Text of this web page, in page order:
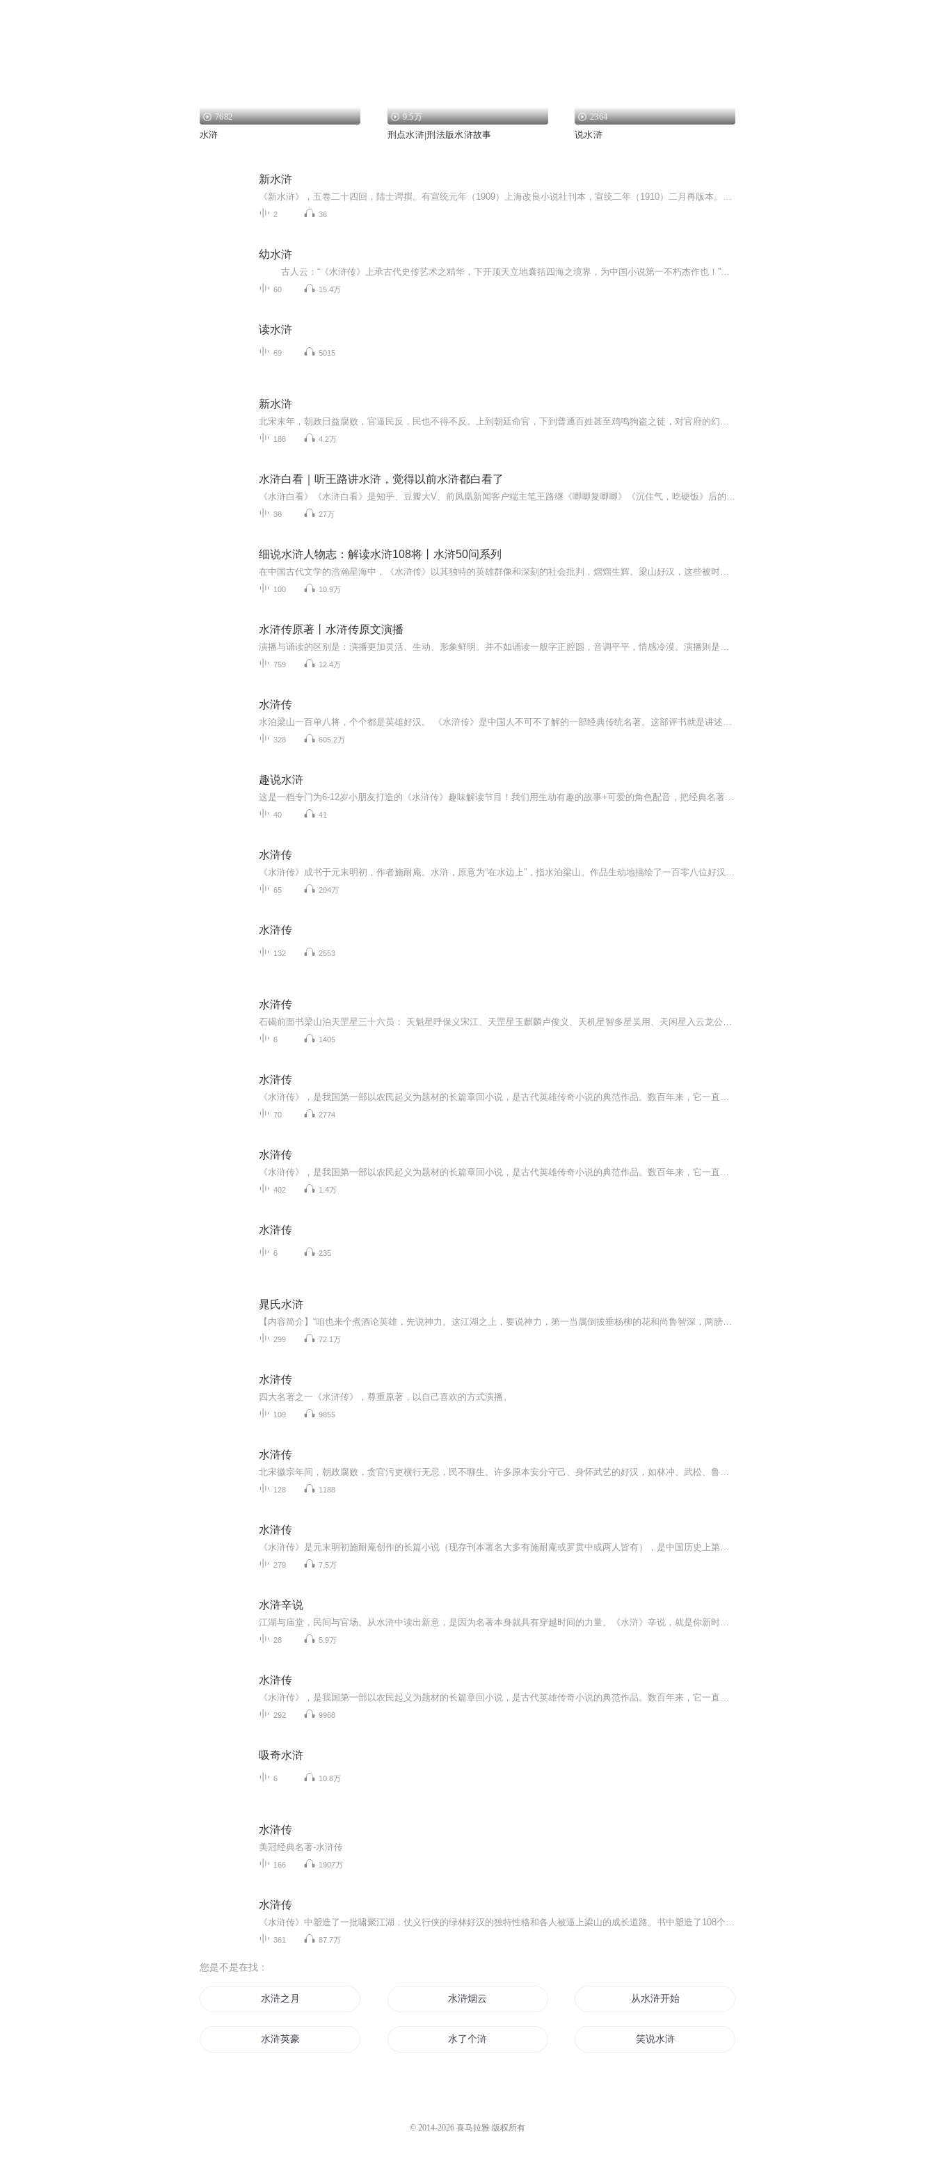
7682
水浒
9.5万
刑点水浒|刑法版水浒故事
2364
说水浒
新水浒
《新水浒》，五卷二十四回，陆士谔撰。有宣统元年（1909）上海改良小说社刊本，宣统二年（1910）二月再版本。小说接续贯华堂本《水浒》“梁山泊英雄惊恶梦”，写梁山泊居安思危，决意改革变法的故事。作者显然是借虚构梁山泊实行“新法”，来抒写自己对清...
2 36
幼水浒
古人云：“《水浒传》上承古代史传艺术之精华，下开顶天立地囊括四海之境界，为中国小说第一不朽杰作也！”虽说文无第一，武无第二，但四大名著反复被排名榜首，不正说明她的魅力所在吗？“《水浒传》所述一百零八人，各有其相貌、各有其性情、各有其品质，天下文章，无有出《水浒传》之右也！” 元宝爸爸在《幼三国》之后，用三年时间精心编撰，保留《水浒传》章有章法、句有句法、字有字法的特点，兼顾白话文与现代文的规范，与画师博观默契配合，创造出适合少年儿童阅读的水墨丹青...
60 15.4万
读水浒
69 5015
新水浒
北宋末年，朝政日益腐败，官逼民反，民也不得不反。上到朝廷命官，下到普通百姓甚至鸡鸣狗盗之徒，对官府的幻想一点点破灭，生存日益艰辛，最终被逼上梁山。 当农民起义的壮举使好汉们士气日益高涨的时候，宋江做了一个决定接受招安改变了一切……英雄就这...
188 4.2万
水浒白看｜听王路讲水浒，觉得以前水浒都白看了
《水浒白看》《水浒白看》是知乎、豆瓣大V、前凤凰新闻客户端主笔王路继《唧唧复唧唧》《沉住气，吃硬饭》后的新力作。王路讲水浒，别人听了主要的感受是，觉得从前看《水浒》都白看了。在耳熟能详的故事中，剖出惊心动魄的一面，从细致入微的地方去考察，注重探寻人物的心理动机、逻辑常识，而绝不悖离文本。本书不仅是写水浒，更是写人情，不仅是写人情，更是向读者分享读书与观察世界的视角与方法。《水浒》解读是一个老生常谈的话题，要谈出新意很难，但可以说本书做到了。本书中指出金圣叹改动《水浒》之处，将两版文字对照得出，抽丝剥茧地理出原着真相，考据与解读可以让人信服。所有揣度必以文本为依据，不漫天发挥，仅以文本为依据，可谓严谨。能给读者还原名着背后的真相，引发大众重读名着和经典的兴趣。
38 27万
细说水浒人物志：解读水浒108将丨水浒50问系列
在中国古代文学的浩瀚星海中，《水浒传》以其独特的英雄群像和深刻的社会批判，熠熠生辉。梁山好汉，这些被时代洪流裹挟的英雄，他们的故事，是对忠诚、义气、反抗与悲剧的深刻诠释。宋江：这位“及时雨”，以其深谋远虑和仁义之心，成为梁山的领袖。他的...
100 10.9万
水浒传原著丨水浒传原文演播
演播与诵读的区别是：演播更加灵活、生动、形象鲜明。并不如诵读一般字正腔圆，音调平平，情感冷漠。演播则是更加带入和贴合原著的情感，塑造鲜明的人物形象，从而拉近名著与广大读者直接的距离。晨蒙先生倾情演播古典文学名著《水浒传》，希望能够带给您...
759 12.4万
水浒传
水泊梁山一百单八将，个个都是英雄好汉。 《水浒传》是中国人不可不了解的一部经典传统名著。这部评书就是讲述关于这些水浒英雄的故事与绯闻。 天罡尽已归天界，地煞还应入地中。 千古为神皆庙食，万年青史播英雄。
328 605.2万
趣说水浒
这是一档专门为6-12岁小朋友打造的《水浒传》趣味解读节目！我们用生动有趣的故事+可爱的角色配音，把经典名著变成孩子们爱听的"英雄冒险故事集"。在这里：� 武松会教你"遇到大老虎怎么办"的安全知识� 鲁智深是个爱护小动物的大力士� 孙二娘的包子铺...
40 41
水浒传
《水浒传》成书于元末明初，作者施耐庵。水浒，原意为“在水边上”，指水泊梁山。作品生动地描绘了一百零八位好汉被逼上梁山、替天行道的英雄事迹，深刻地揭示了官逼民反的主题，弘扬了人间正气，是一曲忠义的颂歌！该书人物形象鲜明，极富个性魅力。金圣叹评价说：“叙一百八人，人有其性情，人有其气质，人有其形状，人有其声口。”其中，花和尚鲁智深、豹子头林冲、青面兽杨志、行者武松、黑旋风李逵等艺术形象呼之欲出、光彩照人，不但早已深入人心，成为深受广大读者喜爱的人物，同时也成为...
65 204万
水浒传
132 2553
水浒传
石碣前面书梁山泊天罡星三十六员： 天魁星呼保义宋江、天罡星玉麒麟卢俊义、天机星智多星吴用、天闲星入云龙公孙胜、天勇星大刀关胜、天雄星豹子头林冲、天猛星霹雳火秦明、天威双鞭呼延灼、天英星小李广花荣、天贵星小旋风柴进、天富星扑天雕李应、天满星...
6 1405
水浒传
《水浒传》，是我国第一部以农民起义为题材的长篇章回小说，是古代英雄传奇小说的典范作品。数百年来，它一直深受我国人民、乃至世界人民的喜爱。
70 2774
水浒传
《水浒传》，是我国第一部以农民起义为题材的长篇章回小说，是古代英雄传奇小说的典范作品。数百年来，它一直深受我国人民、乃至世界人民的喜爱。
402 1.4万
水浒传
6 235
晁氏水浒
【内容简介】“咱也来个煮酒论英雄，先说神力。这江湖之上，要说神力，第一当属倒拔垂杨柳的花和尚鲁智深，两膀若无千斤之力，怎能动的树木。”“这便是你孤陋寡闻了，岂不闻小霸王力扛东京数千斤闸门，四路反王这才安然逃出东京，怎是凡人可比。”【作者/...
299 72.1万
水浒传
四大名著之一《水浒传》，尊重原著，以自己喜欢的方式演播。
109 9855
水浒传
北宋徽宗年间，朝政腐败，贪官污吏横行无忌，民不聊生。许多原本安分守己、身怀武艺的好汉，如林冲、武松、鲁智深等，或因权贵迫害，或因打抱不平而惹祸上身，最终走投无路，被逼上梁山泊落草为寇。随着各路英雄汇聚，梁山势力日益壮大，最终聚齐了以宋江...
128 1188
水浒传
《水浒传》是元末明初施耐庵创作的长篇小说（现存刊本署名大多有施耐庵或罗贯中或两人皆有），是中国历史上第一部用白话文写成的章回体长篇小说 。全书通过描写以宋江为首的一百零八位梁山好汉消灭乱臣贼子、水泊梁山壮大和接受宋朝招安，以及受招安后为...
279 7.5万
水浒辛说
江湖与庙堂，民间与官场。从水浒中读出新意，是因为名著本身就具有穿越时间的力量。《水浒》辛说，就是你新时代的互联网嘴替。
28 5.9万
水浒传
《水浒传》，是我国第一部以农民起义为题材的长篇章回小说，是古代英雄传奇小说的典范作品。数百年来，它一直深受我国人民、乃至世界人民的喜爱。
292 9968
吸奇水浒
6 10.8万
水浒传
美冠经典名著-水浒传
166 1907万
水浒传
《水浒传》中塑造了一批啸聚江湖，仗义行侠的绿林好汉的独特性格和各人被逼上梁山的成长道路。书中塑造了108个英雄好汉，每人有每人的语言，通过这些语言，人物的迥异性格被刻画得惟妙惟肖，栩栩如生。这部评书是根据施耐庵的原著《水浒》讲述。故事包括林...
361 87.7万
您是不是在找：
水浒之月 水浒烟云 从水浒开始修仙
水浒英豪 水了个浒 笑说水浒
© 2014-2026 喜马拉雅 版权所有